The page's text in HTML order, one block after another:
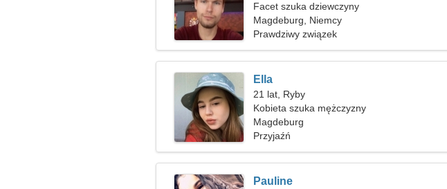
Facet szuka dziewczyny
Magdeburg, Niemcy
Prawdziwy związek
Ella
21 lat, Ryby
Kobieta szuka mężczyzny
Magdeburg
Przyjaźń
Pauline